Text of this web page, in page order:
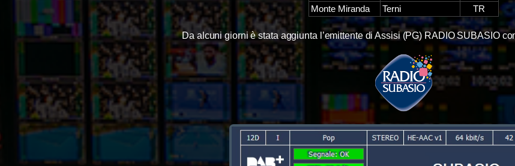
Monte Miranda
Terni TR
Da alcuni giorni è stata aggiunta l’emittente di Assisi (PG) RADIO SUBASIO